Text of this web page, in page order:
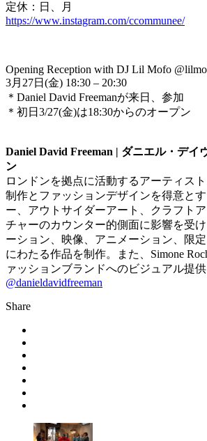
定休：日、月
https://www.instagram.com/ccommunee/
Opening Reception with DJ Lil Mofo
3月27日(金) 18:30 – 20:30
＊Daniel David Freemanが来日、参加
＊初日3/27(金)は18:30からのオープン
Daniel David Freeman | ダニエル・デイ
ン
ロンドンを拠点に活動するアーティス
制作とファッションデザインを得意と
ー、アウトサイダーアート、クラフト
チャーのカウンター的側面に影響を受
ーション、映像、アニメーション、限
にわたる作品を制作。また、Simone
ァッションブランドへのビジュアル提供
@danieldavidfreeman
Share